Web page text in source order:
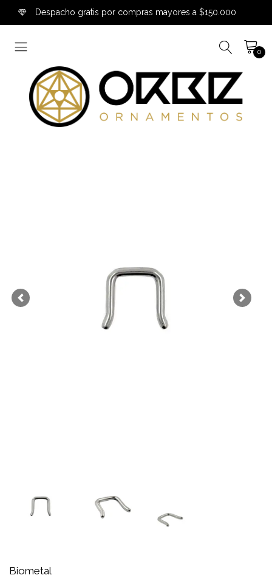
Despacho gratis por compras mayores a $150.000
0
Previous Next
Biometal